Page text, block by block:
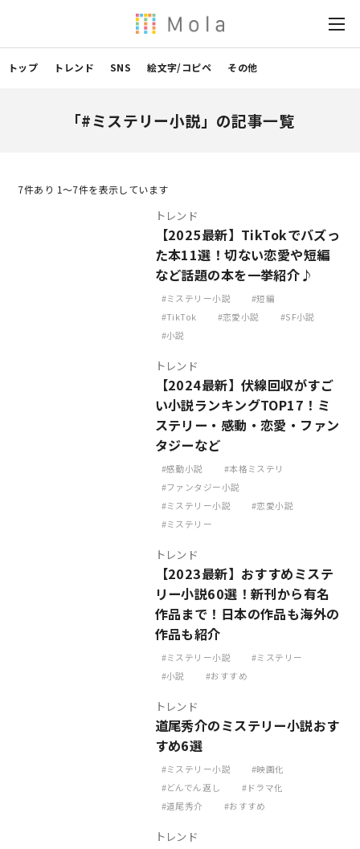
トップ トレンド SNS 絵文字/コピペ その他
「#ミステリー小説」の記事一覧
7件あり 1〜7件を表示しています
トレンド
【2025最新】TikTokでバズっ
た本11選！切ない恋愛や短編
など話題の本を一挙紹介♪
ミステリー小説
短編
TikTok
恋愛小説
SF小説
小説
トレンド
【2024最新】伏線回収がすご
い小説ランキングTOP17！ミ
ステリー・感動・恋愛・ファン
タジーなど
感動小説
本格ミステリ
ファンタジー小説
ミステリー小説
恋愛小説
ミステリー
トレンド
【2023最新】おすすめミステ
リー小説60選！新刊から有名
作品まで！日本の作品も海外の
作品も紹介
ミステリー小説
ミステリー
小説
おすすめ
トレンド
道尾秀介のミステリー小説おす
すめ6選
ミステリー小説
映画化
どんでん返し
ドラマ化
道尾秀介
おすすめ
トレンド